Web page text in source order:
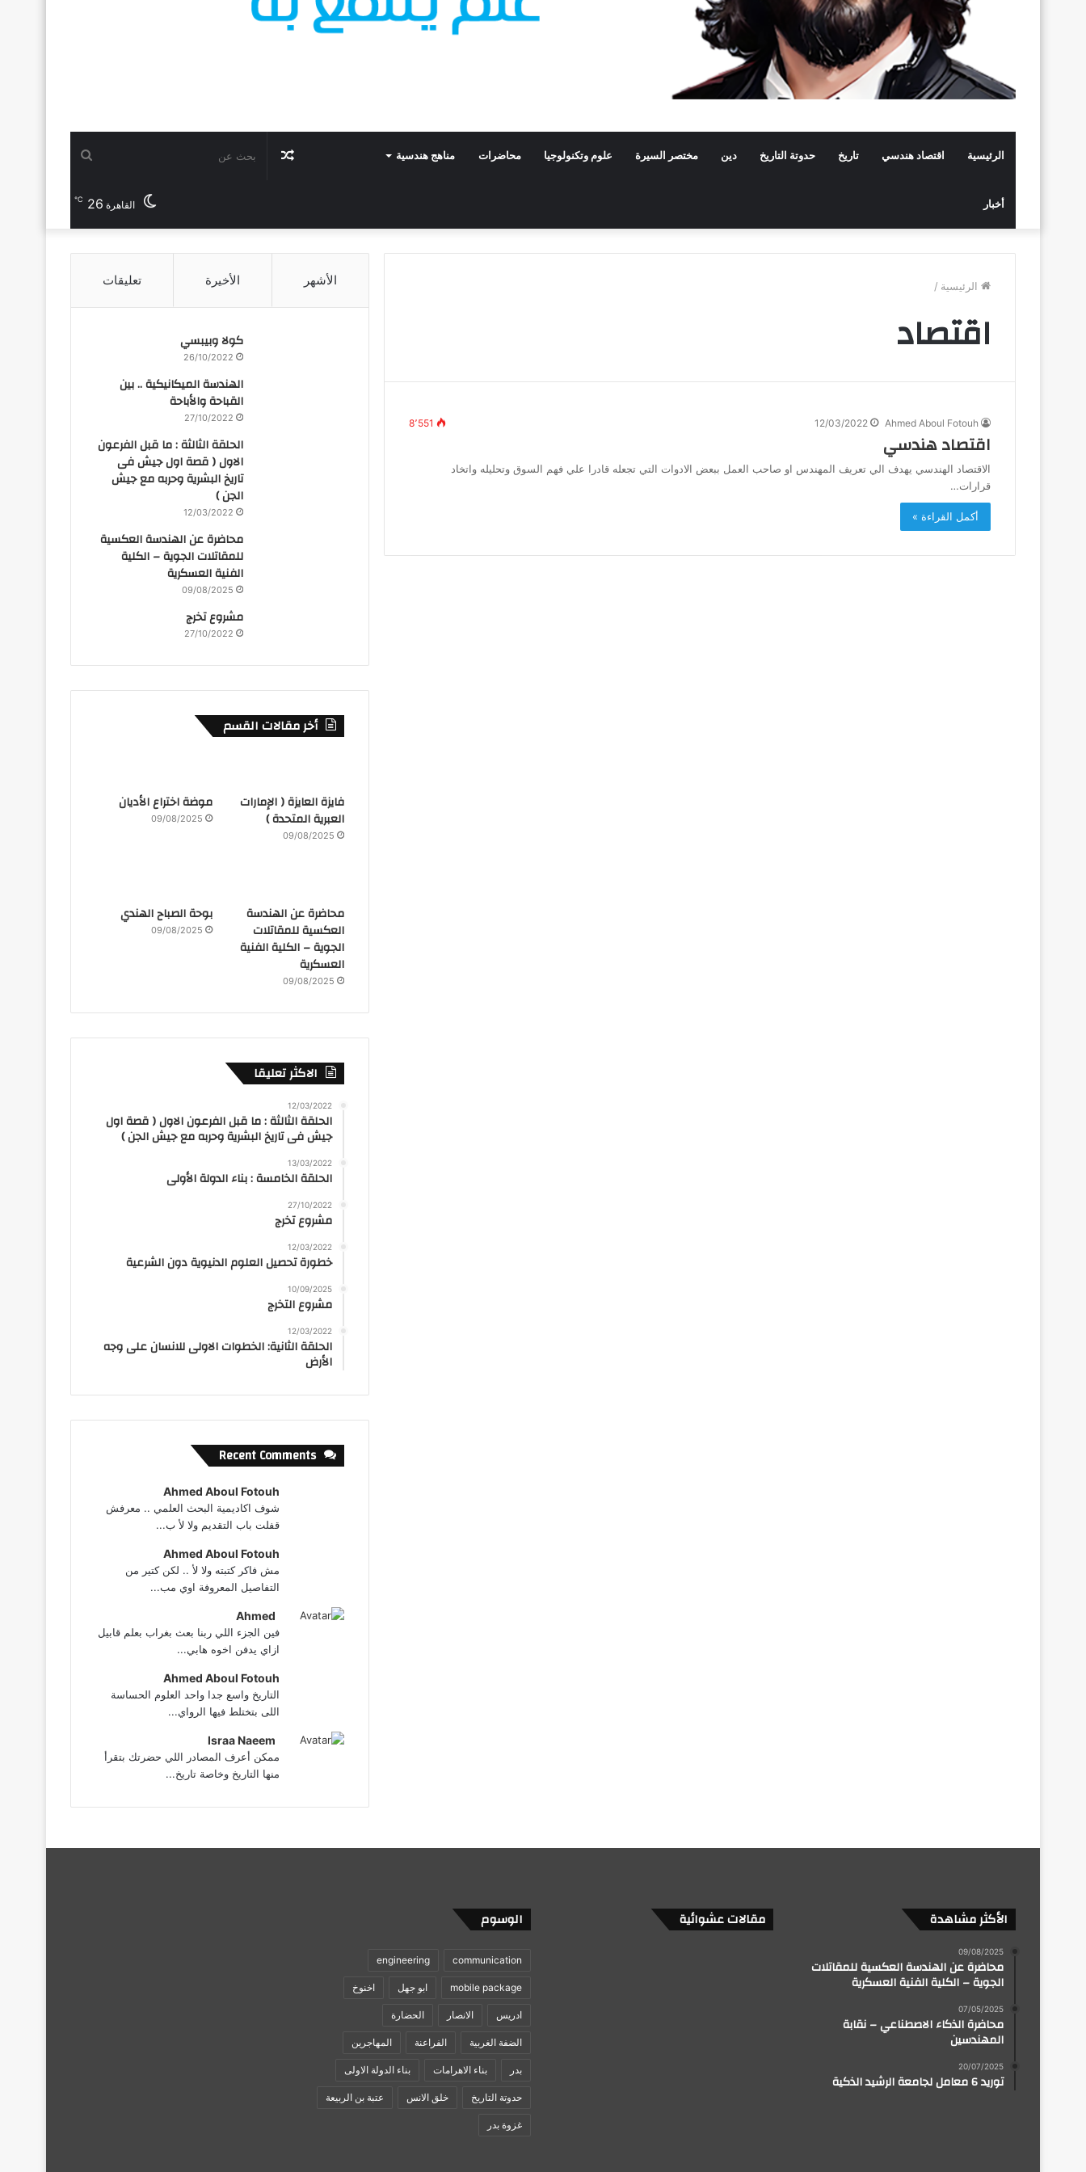
الرئيسية اقتصاد هندسي تاريخ حدوتة التاريخ دين مختصر السيرة علوم وتكنولوجيا محاضرات مناهج هندسية
أخبار عن
مقال
القاهرة 26
℃
الرئيسية /
اقتصاد
Ahmed Aboul Fotouh
12/03/2022 8٬551
اقتصاد هندسي
الاقتصاد الهندسي يهدف الي تعريف المهندس او صاحب العمل ببعض الادوات التي تجعله قادرا علي فهم السوق وتحليله واتخاد
قرارات…
أكمل القراءة »
الأشهر الأخيرة تعليقات
كولا وبيبسي
26/10/2022
الهندسة الميكانيكية .. بين
القباحة والأباحة
27/10/2022
الحلقة الثالثة : ما قبل الفرعون
الاول ( قصة اول جيش فى
تاريخ البشرية وحربه مع جيش
الجن )
12/03/2022
محاضرة عن الهندسة العكسية
للمقاتلات الجوية – الكلية
الفنية العسكرية
09/08/2025
مشروع تخرج
27/10/2022
أخر مقالات القسم
فايزة العايزة ( الإمارات
العبرية المتحدة )
09/08/2025
موضة اختراع الأديان
09/08/2025
محاضرة عن الهندسة
العكسية للمقاتلات
الجوية – الكلية الفنية
العسكرية
09/08/2025
بوحة الصباح الهندي
09/08/2025
الاكثر تعليقا
12/03/2022
الحلقة الثالثة : ما قبل الفرعون الاول ( قصة اول
جيش فى تاريخ البشرية وحربه مع جيش الجن )
13/03/2022
الحلقة الخامسة : بناء الدولة الأولى
27/10/2022
مشروع تخرج
12/03/2022
خطورة تحصيل العلوم الدنيوية دون الشرعية
10/09/2025
مشروع التخرج
12/03/2022
الحلقة الثانية: الخطوات الاولى للانسان على وجه
الأرض
Recent Comments
Ahmed Aboul Fotouh
شوف اكاديمية البحث العلمي .. معرفش
قفلت باب التقديم ولا لأ ب...
Ahmed Aboul Fotouh
مش فاكر كتبته ولا لأ .. لكن كتير من
التفاصيل المعروفة اوي مب...
Ahmed
فين الجزء اللي ربنا بعث بغراب بعلم قابيل
ازاي يدفن اخوه هابي...
Ahmed Aboul Fotouh
التاريخ واسع جدا واحد العلوم الحساسة
اللى بتختلط فيها الرواي...
Israa Naeem
ممكن أعرف المصادر اللي حضرتك بتقرأ
منها التاريخ وخاصة تاريخ...
الأكثر مشاهدة
09/08/2025
محاضرة عن الهندسة العكسية للمقاتلات
الجوية – الكلية الفنية العسكرية
07/05/2025
محاضرة الذكاء الاصطناعي – نقابة
المهندسين
20/07/2025
توريد 6 معامل لجامعة الرشيد الذكية
مقالات عشوائية الوسوم
communication
engineering
mobile package ابو جهل اخنوخ
ادريس الانصار الحضارة
الضفة الغربية الفراعنة المهاجرين
بدر بناء الاهرامات بناء الدولة الاولى
حدوتة التاريخ خلق الانس عتبة بن الربيعة
غزوة بدر